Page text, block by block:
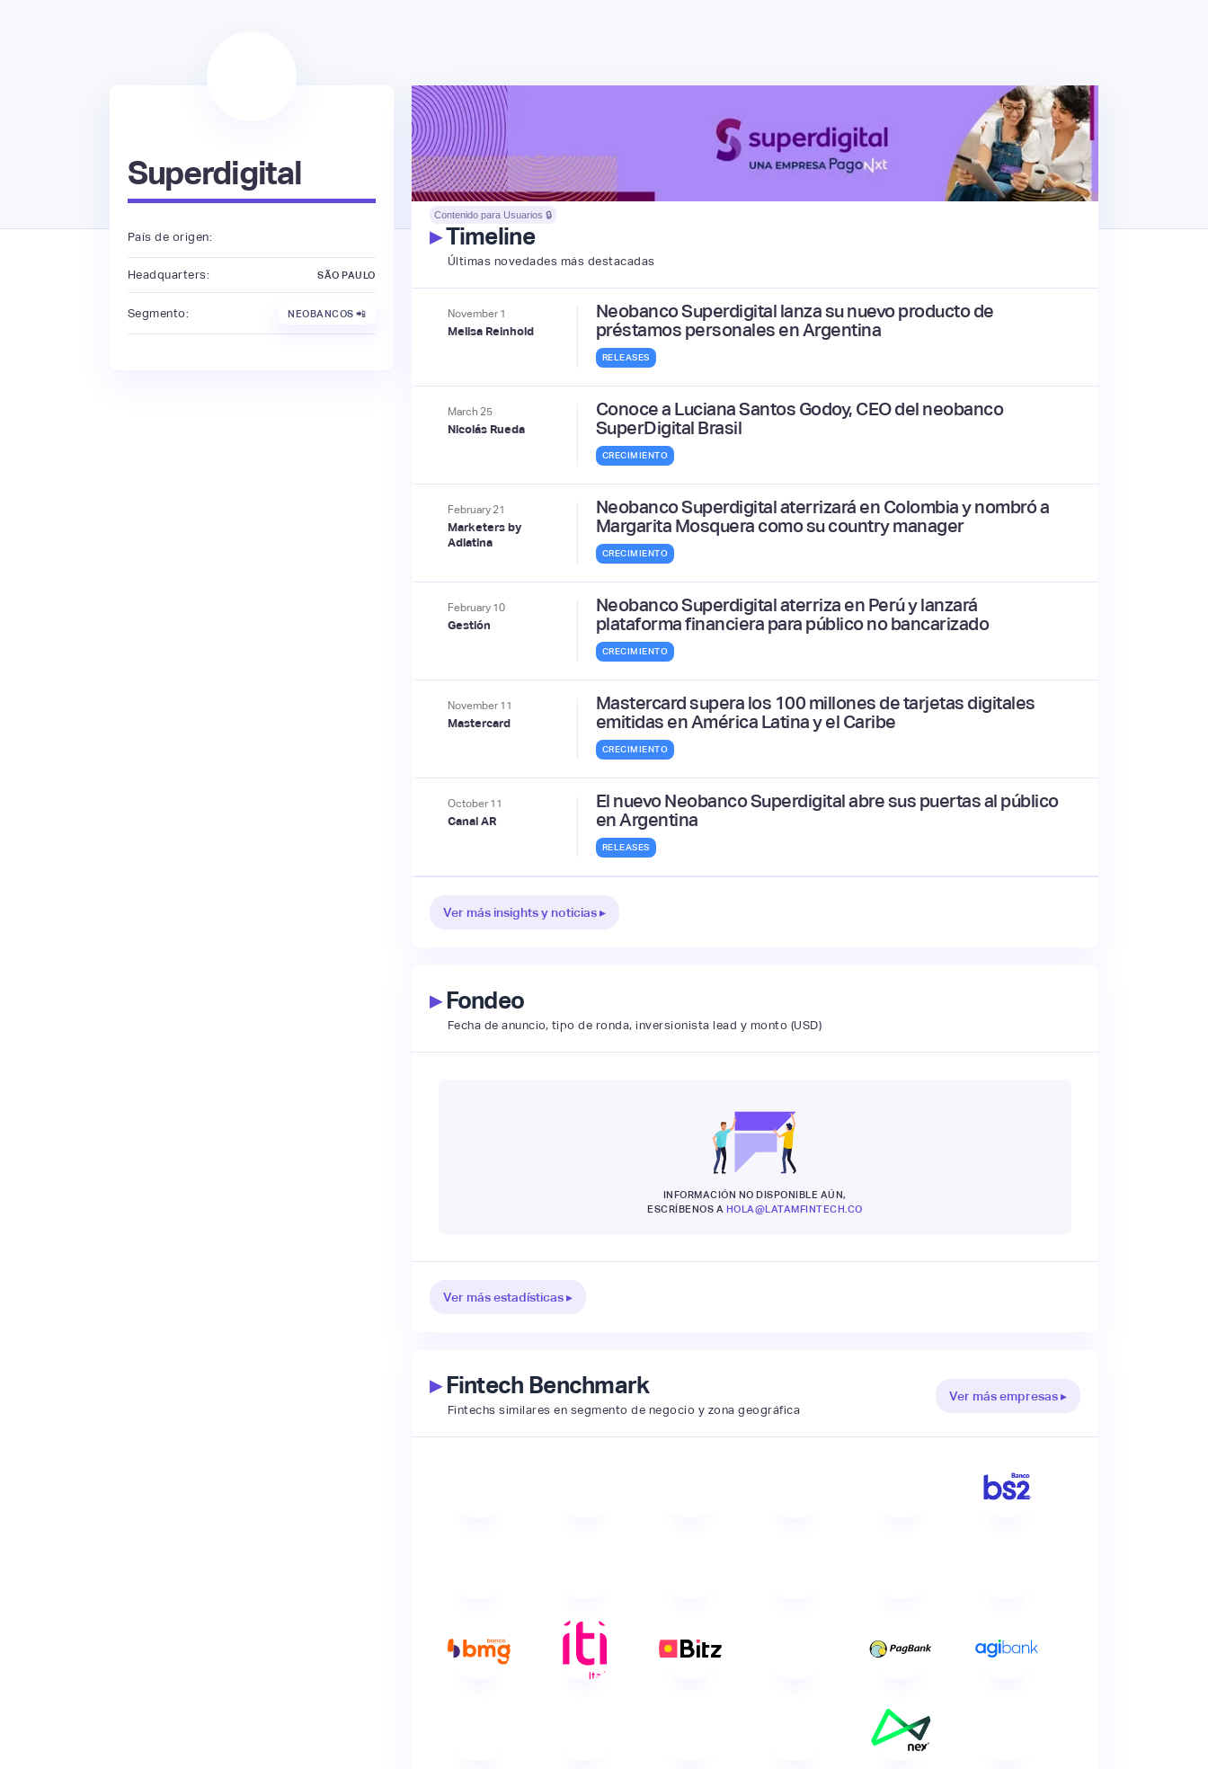
Superdigital
País de origen:
Headquarters: SÃO PAULO
Segmento: NEOBANCOS 📲
Contenido para Usuarios 🔒
▸Timeline
Últimas novedades más destacadas
November 1
Melisa Reinhold
Neobanco Superdigital lanza su nuevo producto de
préstamos personales en Argentina
RELEASES
March 25
Nicolás Rueda
Conoce a Luciana Santos Godoy, CEO del neobanco
SuperDigital Brasil
CRECIMIENTO
February21
Marketers by
Adlatina
Neobanco Superdigital aterrizará en Colombia y nombró a
Margarita Mosquera como su country manager
CRECIMIENTO
February 10
Gestión
Neobanco Superdigital aterriza en Perú y lanzará
plataforma financiera para público no bancarizado
CRECIMIENTO
November 11
Mastercard
Mastercard supera los 100 millones de tarjetas digitales
emitidas en América Latina y el Caribe
CRECIMIENTO
October 11
Canal AR
El nuevo Neobanco Superdigital abre sus puertas al público
en Argentina
RELEASES
Ver más insights y noticias ▸
▸Fondeo
Fecha de anuncio, tipo de ronda, inversionista lead y monto (USD)
INFORMACIÓN NO DISPONIBLE AÚN,
ESCRÍBENOS A HOLA@LATAMFINTECH.CO
Ver más estadísticas ▸
▸Fintech Benchmark
Fintechs similares en segmento de negocio y zona geográfica
Ver más empresas ▸